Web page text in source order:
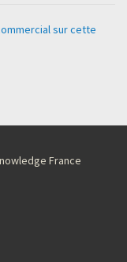
sur cette
France